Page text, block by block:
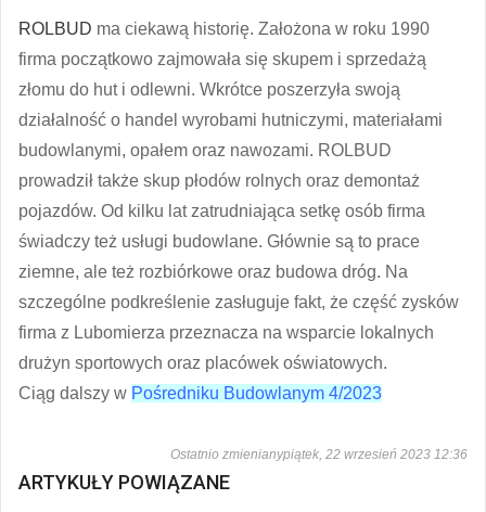
ROLBUD ma ciekawą historię. Założona w roku 1990
firma początkowo zajmowała się skupem i sprzedażą
złomu do hut i odlewni. Wkrótce poszerzyła swoją
działalność o handel wyrobami hutniczymi, materiałami
budowlanymi, opałem oraz nawozami. ROLBUD
prowadził także skup płodów rolnych oraz demontaż
pojazdów. Od kilku lat zatrudniająca setkę osób firma
świadczy też usługi budowlane. Głównie są to prace
ziemne, ale też rozbiórkowe oraz budowa dróg. Na
szczególne podkreślenie zasługuje fakt, że część zysków
firma z Lubomierza przeznacza na wsparcie lokalnych
drużyn sportowych oraz placówek oświatowych.
Ciąg dalszy w Pośredniku Budowlanym 4/2023
Ostatnio zmienianypiątek, 22 wrzesień 2023 12:36
ARTYKUŁY POWIĄZANE